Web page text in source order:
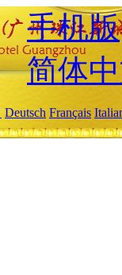
手机版
简体
Deutsch Français